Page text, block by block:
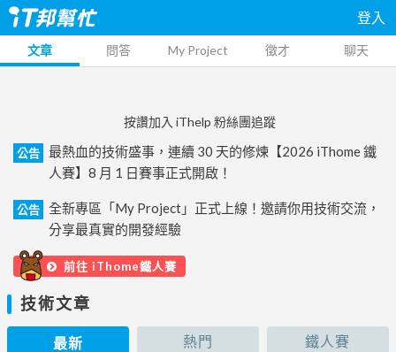
登入
文章 問答 My Project 徵才 聊天
按讚加入 iThelp 粉絲團追蹤
公告
最熱血的技術盛事，連續 30 天的修煉【2026 iThome 鐵
人賽】8 月 1 日賽事正式開啟！
公告
全新專區「My Project」正式上線！邀請你用技術交流，
分享最真實的開發經驗
前往 iThome鐵人賽
技術文章
最新 熱門 鐵人賽